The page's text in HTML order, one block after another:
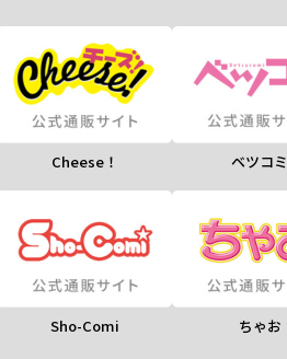
Cheese！ ベツコミ
Sho-Comi ちゃお